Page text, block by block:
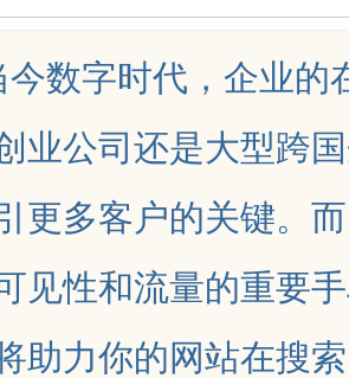
今数字时代，企业的
业公司还是大型跨
更多客户的关键。
见性和流量的重要
助力你的网站在搜
翘楚